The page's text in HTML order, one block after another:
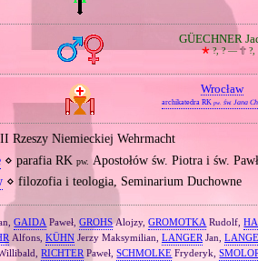
GÜECHNER
🞲?, ? —🕆 ?,
Wrocław
archikatedra RK pw. św. Jana
Rzeszy Niemieckiej Wehrmacht
⋄ parafia RK pw. Apostołów św. Piotra i św.
⋄ filozofia i teologia, Seminarium Duchowne
GAIDA Paweł,GROHSAlojzy,GROMOTKA Rudolf,
Alfons, KÜHNJerzy Maksymilian, LANGER Jan,
RICHTER Paweł,SCHMOLKE Fryderyk,